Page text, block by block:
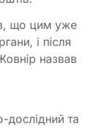
що цим уже
і після
назвав
та